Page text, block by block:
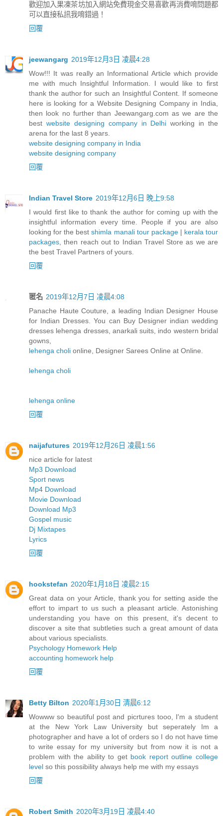
歡迎加入果凍茶坊加入網站免費現金交易喜歡再消費唷問題都
可以直接私訊我唷錯過！
回覆
jeewangarg 2019年12月3日 凌晨4:28
Wow!!! It was really an Informational Article which provide
me with much Insightful Information. I would like to first
thank the author for such an Insightful Content. If someone
here is looking for a Website Designing Company in India,
then look no further than Jeewangarg.com as we are the
best website designing company in Delhiworking in the
arena for the last 8 years.
website designing company in India
website designing company
回覆
Indian Travel Store 2019年12月6日 晚上9:58
I would first like to thank the author for coming up with the
insightful information every time. People if you are also
looking for the bestshimla manali tour package| kerala tour
packages , then reach out to Indian Travel Store as we are
the best Travel Partners of yours.
回覆
匿名 2019年12月7日 凌晨4:08
Panache Haute Couture, a leading Indian Designer House
for Indian Dresses. You can Buy Designer indian wedding
dresses lehenga dresses, anarkali suits, indo western bridal
gowns,
lehenga choli online, Designer Sarees Online at Online.
lehenga choli
lehenga online
回覆
naijafutures 2019年12月26日 凌晨1:56
nice article for latest
Mp3 Download
Sport news
Mp4 Download
Movie Download
Download Mp3
Gospel music
Dj Mixtapes
Lyrics
回覆
hookstefan 2020年1月18日 凌晨2:15
Great data on your Article, thank you for setting aside the
effort to impart to us such a pleasant article. Astonishing
understanding you have on this present, it's decent to
discover a site that subtleties such a great amount of data
about various specialists.
Psychology Homework Help
accounting homework help
回覆
Betty Bilton 2020年1月30日 清晨6:12
Wowww so beautiful post and picrtures tooo, I'm a student
at the New York Law University but seperately Im a
photographer and have a lot of orders so I do not have time
to write essay for my university but from now it is not a
problem with the ability to get book report outline college
level so this possibility always help me with my essays
回覆
Robert Smith 2020年3月19日 凌晨4:40